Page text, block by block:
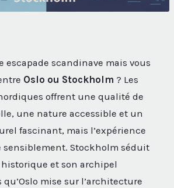
escapade scandinave mais vous
Oslo ou Stockholm ? Les
offrent une qualité de
une nature accessible et un
fascinant, mais l’expérience
sensiblement. Stockholm séduit
et son archipel
mise sur l’architecture